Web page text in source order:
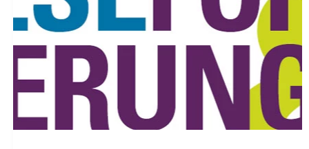
10"